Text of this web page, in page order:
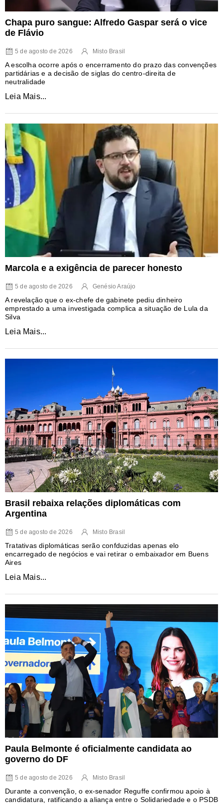
Chapa puro sangue: Alfredo Gaspar será o vice
de Flávio
5 de agosto de 2026 Misto Brasil
A escolha ocorre após o encerramento do prazo das convenções
partidárias e a decisão de siglas do centro-direita de
neutralidade
Leia Mais...
Marcola e a exigência de parecer honesto
5 de agosto de 2026 Genésio Araújo
A revelação que o ex-chefe de gabinete pediu dinheiro
emprestado a uma investigada complica a situação de Lula da
Silva
Leia Mais...
Brasil rebaixa relações diplomáticas com
Argentina
5 de agosto de 2026 Misto Brasil
Tratativas diplomáticas serão confduzidas apenas elo
encarregado de negócios e vai retirar o embaixador em Buens
Aires
Leia Mais...
Paula Belmonte é oficialmente candidata ao
governo do DF
5 de agosto de 2026 Misto Brasil
Durante a convenção, o ex-senador Reguffe confirmou apoio à
candidatura, ratificando a aliança entre o Solidariedade e o PSDB